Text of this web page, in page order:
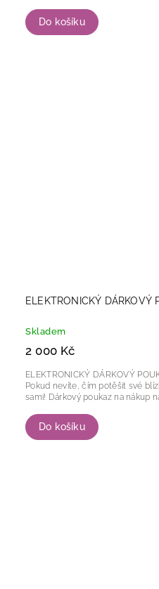
Do košíku
ELEKTRONICKÝ DÁRKOVÝ
Skladem
2 000 Kč
Do košíku
ELEKTRONICKÝ DÁRKOVÝ
Pokud nevíte, čím potěšit své
sami! Dárkový poukaz na nákup